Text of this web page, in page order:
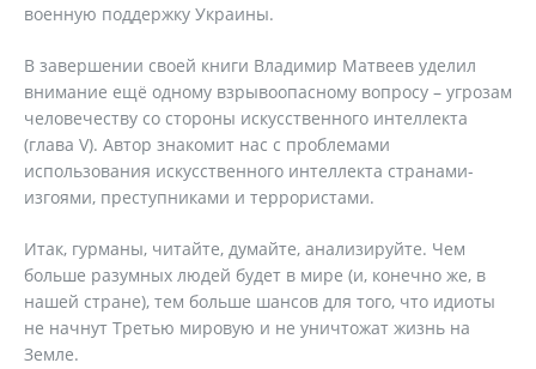
военную поддержку Украины.
В завершении своей книги Владимир Матвеев уделил
внимание ещё одному взрывоопасному вопросу – угрозам
человечеству со стороны искусственного интеллекта
(глава V). Автор знакомит нас с проблемами
использования искусственного интеллекта странами-
изгоями, преступниками и террористами.
Итак, гурманы, читайте, думайте, анализируйте. Чем
больше разумных людей будет в мире (и, конечно же, в
нашей стране), тем больше шансов для того, что идиоты
не начнут Третью мировую и не уничтожат жизнь на
Земле.